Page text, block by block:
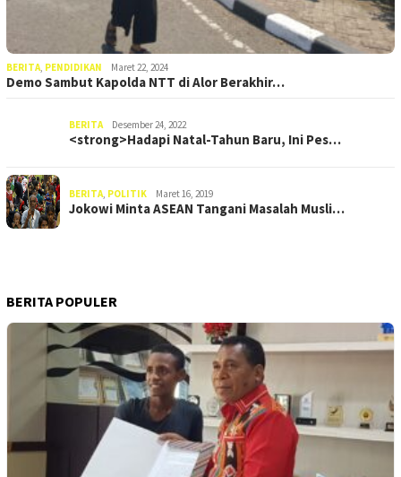
BERITA PENDIDIKAN Maret 22, 2024
Demo Sambut Kapolda NTT di Alor Berakhir…
BERITA Desember 24, 2022
<strong>Hadapi Natal-Tahun Baru, Ini Pes…
BERITA POLITIK Maret 16, 2019
Jokowi Minta ASEAN Tangani Masalah Musli…
BERITA POPULER